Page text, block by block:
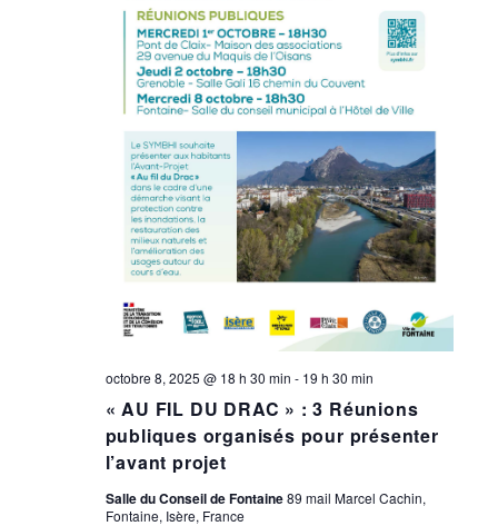
« AU FIL DU DRAC » : 3 Réunions
publiques organisés pour présenter
l’avant projet
octobre 8, 2025 @ 18 h 30 min - 19 h 30 min
Salle du Conseil de Fontaine89 mail Marcel Cachin,
Fontaine, Isère, France